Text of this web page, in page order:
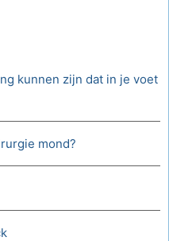
kunnen zijn dat in je voet
mond?